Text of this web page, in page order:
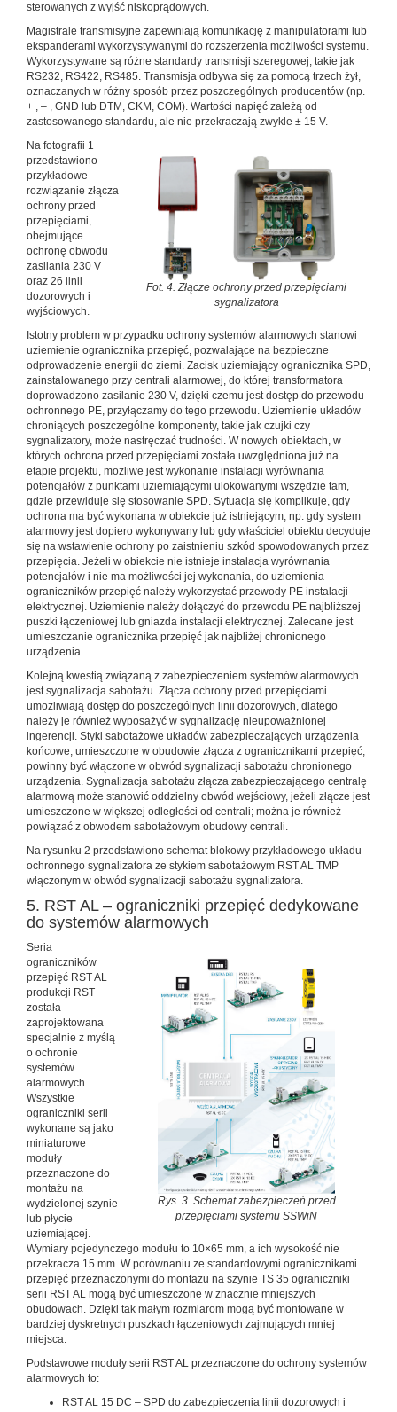
sterowanych z wyjść niskoprądowych.
Magistrale transmisyjne zapewniają komunikację z manipulatorami lub
ekspanderami wykorzystywanymi do rozszerzenia możliwości systemu.
Wykorzystywane są różne standardy transmisji szeregowej, takie jak
RS232, RS422, RS485. Transmisja odbywa się za pomocą trzech żył,
oznaczanych w różny sposób przez poszczególnych producentów (np.
+ , – , GND lub DTM, CKM, COM). Wartości napięć zależą od
zastosowanego standardu, ale nie przekraczają zwykle ± 15 V.
Fot. 4. Złącze ochrony przed przepięciami
sygnalizatora
Na fotografii 1
przedstawiono
przykładowe
rozwiązanie złącza
ochrony przed
przepięciami,
obejmujące
ochronę obwodu
zasilania 230 V
oraz 26 linii
dozorowych i
wyjściowych.
Istotny problem w przypadku ochrony systemów alarmowych stanowi
uziemienie ogranicznika przepięć, pozwalające na bezpieczne
odprowadzenie energii do ziemi. Zacisk uziemiający ogranicznika SPD,
zainstalowanego przy centrali alarmowej, do której transformatora
doprowadzono zasilanie 230 V, dzięki czemu jest dostęp do przewodu
ochronnego PE, przyłączamy do tego przewodu. Uziemienie układów
chroniących poszczególne komponenty, takie jak czujki czy
sygnalizatory, może nastręczać trudności. W nowych obiektach, w
których ochrona przed przepięciami została uwzględniona już na
etapie projektu, możliwe jest wykonanie instalacji wyrównania
potencjałów z punktami uziemiającymi ulokowanymi wszędzie tam,
gdzie przewiduje się stosowanie SPD. Sytuacja się komplikuje, gdy
ochrona ma być wykonana w obiekcie już istniejącym, np. gdy system
alarmowy jest dopiero wykonywany lub gdy właściciel obiektu decyduje
się na wstawienie ochrony po zaistnieniu szkód spowodowanych przez
przepięcia. Jeżeli w obiekcie nie istnieje instalacja wyrównania
potencjałów i nie ma możliwości jej wykonania, do uziemienia
ograniczników przepięć należy wykorzystać przewody PE instalacji
elektrycznej. Uziemienie należy dołączyć do przewodu PE najbliższej
puszki łączeniowej lub gniazda instalacji elektrycznej. Zalecane jest
umieszczanie ogranicznika przepięć jak najbliżej chronionego
urządzenia.
Kolejną kwestią związaną z zabezpieczeniem systemów alarmowych
jest sygnalizacja sabotażu. Złącza ochrony przed przepięciami
umożliwiają dostęp do poszczególnych linii dozorowych, dlatego
należy je również wyposażyć w sygnalizację nieupoważnionej
ingerencji. Styki sabotażowe układów zabezpieczających urządzenia
końcowe, umieszczone w obudowie złącza z ogranicznikami przepięć,
powinny być włączone w obwód sygnalizacji sabotażu chronionego
urządzenia. Sygnalizacja sabotażu złącza zabezpieczającego centralę
alarmową może stanowić oddzielny obwód wejściowy, jeżeli złącze jest
umieszczone w większej odległości od centrali; można je również
powiązać z obwodem sabotażowym obudowy centrali.
Na rysunku 2 przedstawiono schemat blokowy przykładowego układu
ochronnego sygnalizatora ze stykiem sabotażowym RST AL TMP
włączonym w obwód sygnalizacji sabotażu sygnalizatora.
5. RST AL – ograniczniki przepięć dedykowane
do systemów alarmowych
Rys. 3. Schemat zabezpieczeń przed
przepięciami systemu SSWiN
Seria
ograniczników
przepięć RST AL
produkcji RST
została
zaprojektowana
specjalnie z myślą
o ochronie
systemów
alarmowych.
Wszystkie
ograniczniki serii
wykonane są jako
miniaturowe
moduły
przeznaczone do
montażu na
wydzielonej szynie
lub płycie
uziemiającej.
Wymiary pojedynczego modułu to 10×65 mm, a ich wysokość nie
przekracza 15 mm. W porównaniu ze standardowymi ogranicznikami
przepięć przeznaczonymi do montażu na szynie TS 35 ograniczniki
serii RST AL mogą być umieszczone w znacznie mniejszych
obudowach. Dzięki tak małym rozmiarom mogą być montowane w
bardziej dyskretnych puszkach łączeniowych zajmujących mniej
miejsca.
Podstawowe moduły serii RST AL przeznaczone do ochrony systemów
alarmowych to:
RST AL 15 DC – SPD do zabezpieczenia linii dozorowych i